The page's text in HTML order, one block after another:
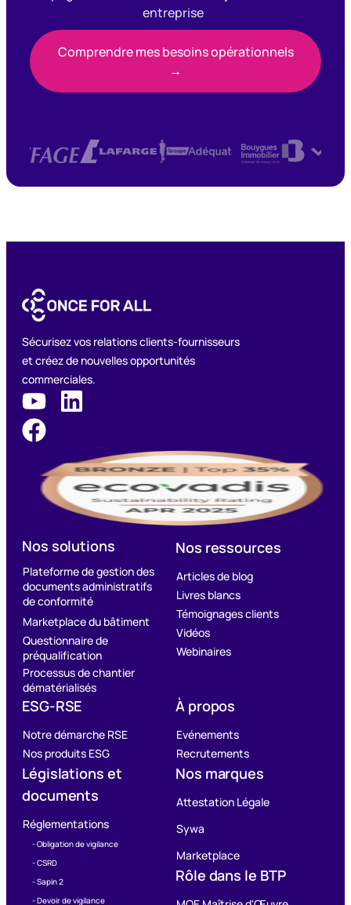
entreprise
Comprendre mes besoins opérationnels
→
Sécurisez vos relations clients-fournisseurs
et créez de nouvelles opportunités
commerciales.
Nos solutions
Plateforme de gestion des
documents administratifs
de conformité
Marketplace du bâtiment
Questionnaire de
préqualification
Processus de chantier
dématérialisés
Articles de blog
Livres blancs
Témoignages clients
Vidéos
Webinaires
Nos ressources
ESG-RSE
Notre démarche RSE
Nos produits ESG
À propos
Evénements
Recrutements
Législations et
documents
Réglementations
- Obligation de vigilance
- CSRD
- Sapin 2
- Devoir de vigilance
Nos marques
Attestation Légale
Sywa
Marketplace
Rôle dans le BTP